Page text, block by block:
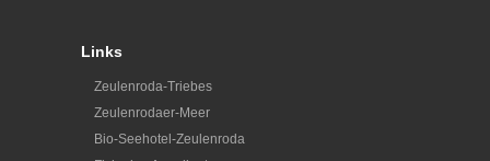
Links
Zeulenroda-Triebes
Zeulenrodaer-Meer
Bio-Seehotel-Zeulenroda